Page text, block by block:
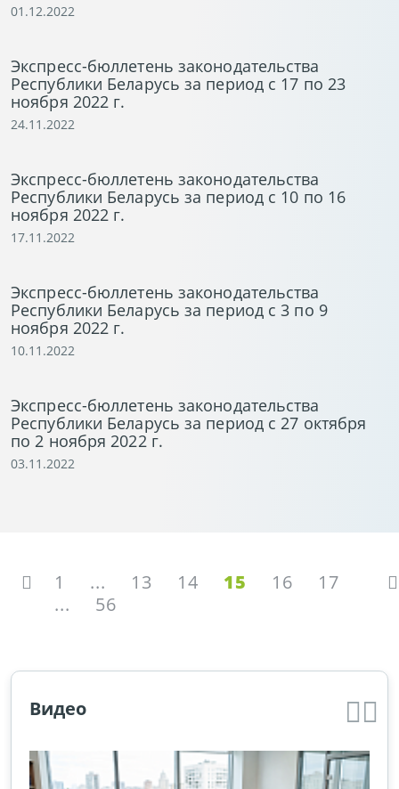
01.12.2022
Экспресс-бюллетень законодательства
Республики Беларусь за период с 17 по 23
ноября 2022 г.
24.11.2022
Экспресс-бюллетень законодательства
Республики Беларусь за период с 10 по 16
ноября 2022 г.
17.11.2022
Экспресс-бюллетень законодательства
Республики Беларусь за период с 3 по 9
ноября 2022 г.
10.11.2022
Экспресс-бюллетень законодательства
Республики Беларусь за период с 27 октября
по 2 ноября 2022 г.
03.11.2022
1 ... 13 14 15 16
17
...
56
Видео